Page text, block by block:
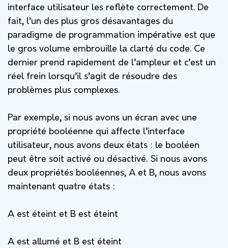
interface utilisateur les reflète correctement. De
fait, l’un des plus gros désavantages du
paradigme de programmation impérative est que
le gros volume embrouille la clarté du code. Ce
dernier prend rapidement de l’ampleur et c’est un
réel frein lorsqu’il s’agit de résoudre des
problèmes plus complexes.
Par exemple, si nous avons un écran avec une
propriété booléenne qui affecte l’interface
utilisateur, nous avons deux états : le booléen
peut être soit activé ou désactivé. Si nous avons
deux propriétés booléennes, A et B, nous avons
maintenant quatre états :
A est éteint et B est éteint
A est allumé et B est éteint